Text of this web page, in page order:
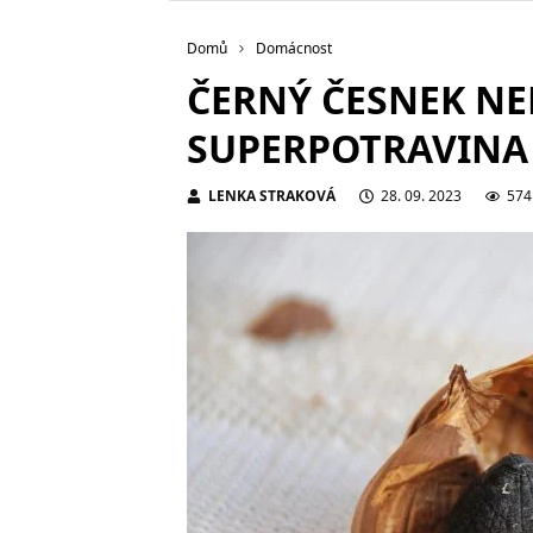
Domů Domácnost
ČERNÝ ČESNEK
SUPERPOTRAVINA
LENKA STRAKOVÁ 28. 09. 2023